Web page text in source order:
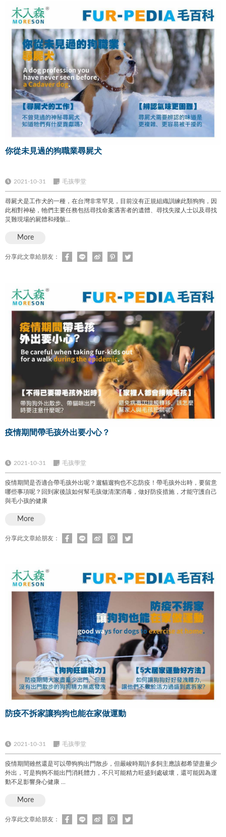
你從未見過的狗職業尋屍犬
2021-10-31 毛孩學堂
尋屍犬是工作犬的一種，在台灣非常罕見，目前沒有正規組織訓練此類狗狗，因
此相對神秘，牠們主要任務包括尋找命案遇害者的遺體、尋找失蹤人士以及尋找
災難現場的屍體和殘骸...
More
分享此文章給朋友：
疫情期間帶毛孩外出要小心？
2021-10-31 毛孩學堂
疫情期間是否適合帶毛孩外出呢？遛貓遛狗也不忘防疫！帶毛孩外出時，要留意
哪些事項呢？回到家後該如何幫毛孩做清潔消毒，做好防疫措施，才能守護自己
與毛小孩的健康
More
分享此文章給朋友：
防疫不拆家讓狗狗也能在家做運動
2021-10-31 毛孩學堂
疫情期間雖然還是可以帶狗狗出門散步，但嚴峻時期許多飼主應該都希望盡量少
外出，可是狗狗不能出門消耗體力，不只可能精力旺盛到處破壞，還可能因為運
動不足影響身心健康 ...
More
分享此文章給朋友：